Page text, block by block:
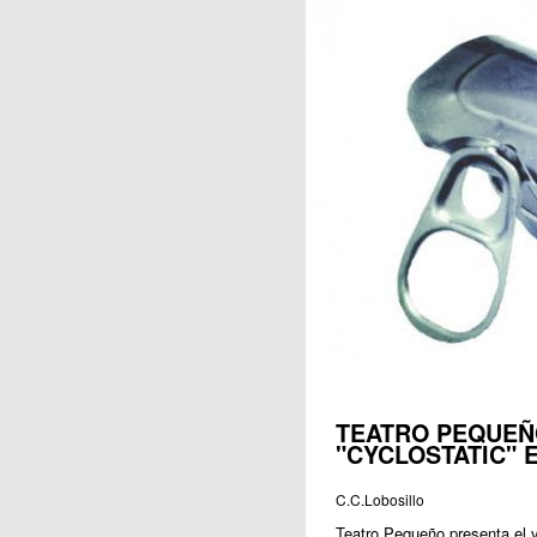
TEATRO
"CYCLOSTATIC"
C.C.Lobosillo